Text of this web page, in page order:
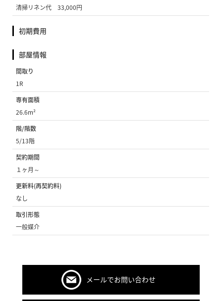
清掃リネン代 33,000円
初期費用
部屋情報
間取り
1R
専有面積
26.6m²
階/階数
5/13階
契約期間
１ヶ月～
更新料(再契約料)
なし
取引形態
一般媒介
メールでお問い合わせ